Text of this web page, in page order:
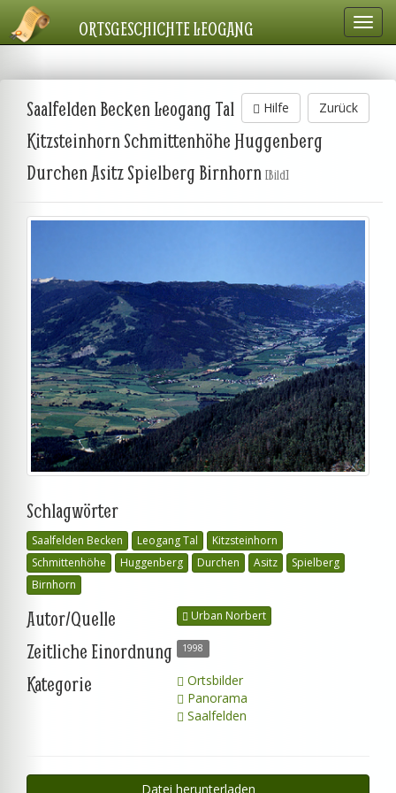
ORTSGESCHICHTE LEOGANG
Zurück
Hilfe
Saalfelden Becken Leogang Tal
Kitzsteinhorn Schmittenhöhe Huggenberg
Durchen Asitz Spielberg Birnhorn [Bild]
Schlagwörter
Saalfelden Becken Leogang Tal
Kitzsteinhorn
Schmittenhöhe
Huggenberg Durchen Asitz
Spielberg
Birnhorn
Autor/Quelle Urban Norbert
Zeitliche Einordnung 1998
Kategorie
Ortsbilder
Panorama
Saalfelden
Datei herunterladen